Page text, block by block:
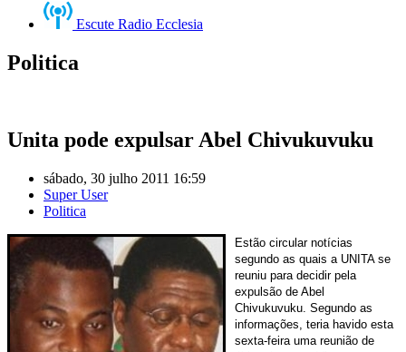
Escute Radio Ecclesia
Politica
Unita pode expulsar Abel Chivukuvuku
sábado, 30 julho 2011 16:59
Super User
Politica
Estão circular notícias
segundo as quais a UNITA se
reuniu para decidir pela
expulsão de Abel
Chivukuvuku. Segundo as
informações, teria havido esta
sexta-feira uma reunião de